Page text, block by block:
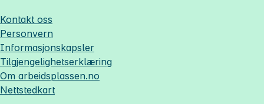
Kontakt oss
Personvern
Informasjonskapsler
Tilgjengelighetserklæring
Om arbeidsplassen.no
Nettstedkart